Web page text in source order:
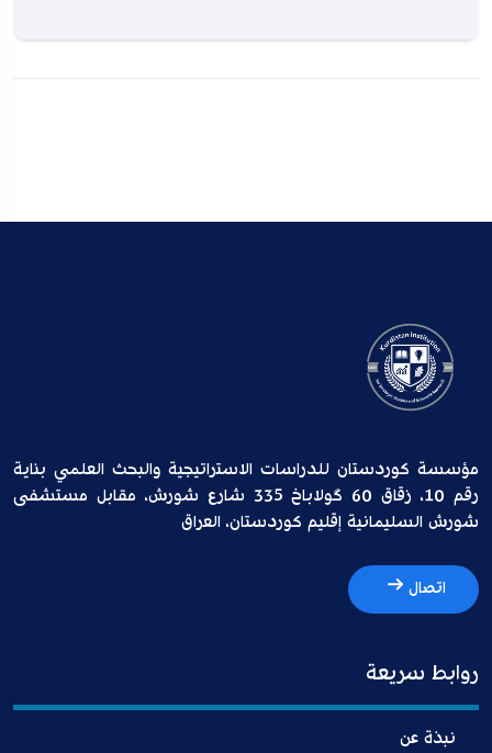
مؤسسة كوردستان للدراسات الاستراتيجية والبحث العلمي بناية
رقم 10، زقاق 60 گولاباخ 335 شارع شورش، مقابل مستشفى
شورش السليمانية إقليم كوردستان، العراق
اتصال
روابط سريعة
نبذة عن